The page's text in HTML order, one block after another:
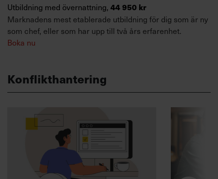
Utbildning med övernattning, 44 950 kr
Marknadens mest etablerade utbildning för dig som är ny
som chef, eller som har upp till två års erfarenhet.
Boka nu
Konflikthantering